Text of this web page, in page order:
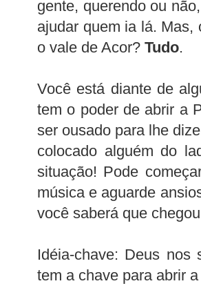
gente, querendo ou
ajudar quem ia lá. Mas,
o vale de Acor? Tudo.
Você está diante de
tem o poder de abrir a
ser ousado para lhe
colocado alguém do
situação! Pode
música e aguarde
você saberá que
Idéia-chave: Deus nos
tem a chave para abrir